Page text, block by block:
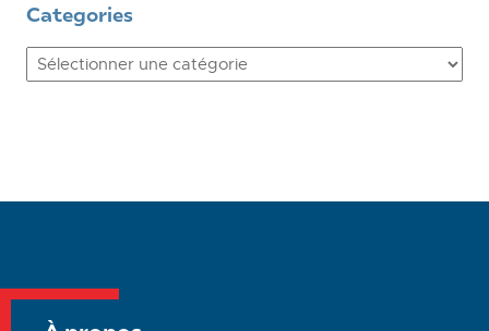
Categories
Categories